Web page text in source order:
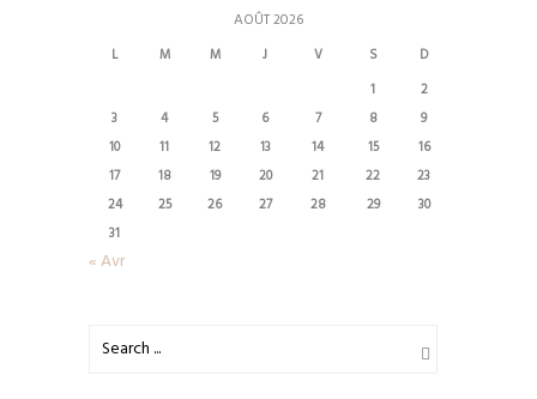
AOÛT 2026
L M M J V S
D
1
2
3
4 5 6 7 8
9
10
11 12 13 14 15
16
17
18 19 20 21 22
23
24
25 26 27 28 29
30
31
« Avr